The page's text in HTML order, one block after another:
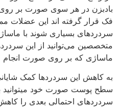
بادبزن در هر سوی صورت بر روی
فک قرار گرفته‌ اند این عضلات
سردردهای بسیاری شوند با ماساژ
متخصصین می‌توانید از این
ماساژی که بر روی صورت انجام
به کاهش این سردردها کمک شایانی
سطح پوست صورت خود میتوانید
سردردهای احتمالی بعدی را کاهش